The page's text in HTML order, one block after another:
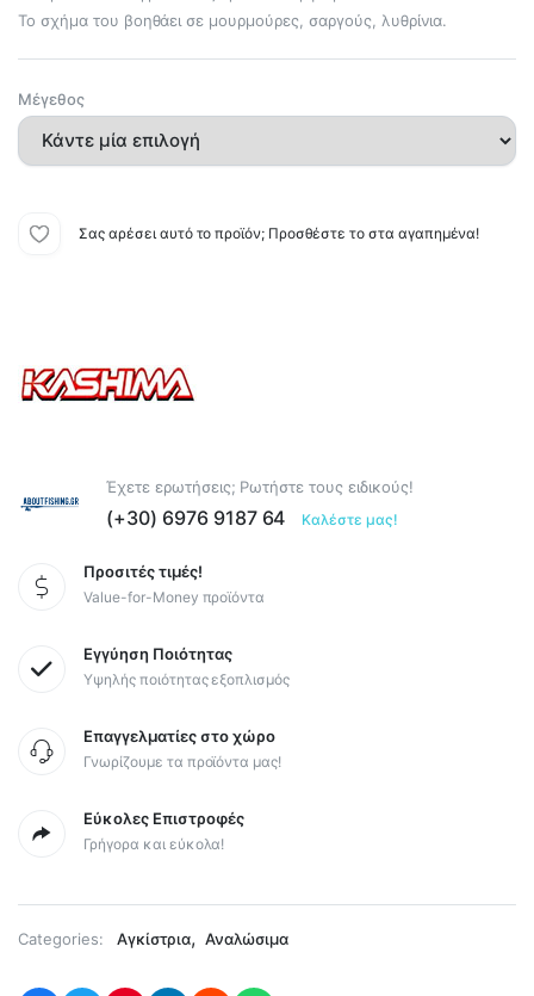
Το σχήμα του βοηθάει σε μουρμούρες, σαργούς, λυθρίνια.
Μέγεθος
Σας αρέσει αυτό το προϊόν; Προσθέστε το στα αγαπημένα!
Έχετε ερωτήσεις; Ρωτήστε τους ειδικούς!
(+30) 6976 9187 64 Καλέστε μας!
Προσιτές τιμές!
Value-for-Money προϊόντα
Εγγύηση Ποιότητας
Υψηλής ποιότητας εξοπλισμός
Επαγγελματίες στο χώρο
Γνωρίζουμε τα προϊόντα μας!
Εύκολες Επιστροφές
Γρήγορα και εύκολα!
Categories: Αγκίστρια, Αναλώσιμα